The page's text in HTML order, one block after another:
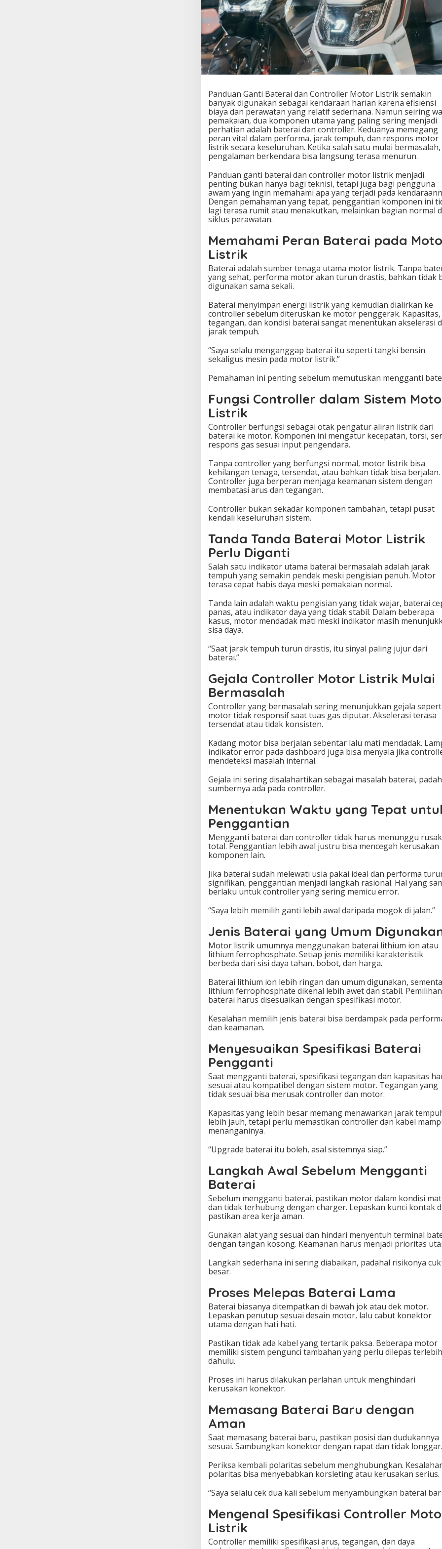
n
C
o
n
l
r
c
Panduan Ganti Baterai dan Controller Motor Listrik semakin
banyak digunakan sebagai kendaraan harian karena efisiensi
biaya dan perawatan yang relatif sederhana. Namun seiring
pemakaian, dua komponen utama yang paling sering menjadi
perhatian adalah baterai dan controller. Keduanya memegang
peran vital dalam performa, jarak tempuh, dan respons motor
listrik secara keseluruhan. Ketika salah satu mulai bermasalah,
pengalaman berkendara bisa langsung terasa menurun.
Panduan ganti baterai dan controller motor listrik menjadi
penting bukan hanya bagi teknisi, tetapi juga bagi pengguna
awam yang ingin memahami apa yang terjadi pada
Dengan pemahaman yang tepat, penggantian komponen ini
lagi terasa rumit atau menakutkan, melainkan bagian normal
siklus perawatan.
Memahami Peran Baterai pada
Listrik
Baterai adalah sumber tenaga utama motor listrik. Tanpa
yang sehat, performa motor akan turun drastis, bahkan tidak
digunakan sama sekali.
Baterai menyimpan energi listrik yang kemudian dialirkan ke
controller sebelum diteruskan ke motor penggerak. Kapasitas,
tegangan, dan kondisi baterai sangat menentukan akselerasi
jarak tempuh.
“Saya selalu menganggap baterai itu seperti tangki bensin
sekaligus mesin pada motor listrik.”
Pemahaman ini penting sebelum memutuskan mengganti
Fungsi Controller dalam Sistem
Listrik
Controller berfungsi sebagai otak pengatur aliran listrik dari
baterai ke motor. Komponen ini mengatur kecepatan, torsi,
respons gas sesuai input pengendara.
Tanpa controller yang berfungsi normal, motor listrik bisa
kehilangan tenaga, tersendat, atau bahkan tidak bisa berjalan.
Controller juga berperan menjaga keamanan sistem dengan
membatasi arus dan tegangan.
Controller bukan sekadar komponen tambahan, tetapi pusat
kendali keseluruhan sistem.
Tanda Tanda Baterai Motor Listrik
Perlu Diganti
Salah satu indikator utama baterai bermasalah adalah jarak
tempuh yang semakin pendek meski pengisian penuh. Motor
terasa cepat habis daya meski pemakaian normal.
Tanda lain adalah waktu pengisian yang tidak wajar, baterai
panas, atau indikator daya yang tidak stabil. Dalam beberapa
kasus, motor mendadak mati meski indikator masih
sisa daya.
“Saat jarak tempuh turun drastis, itu sinyal paling jujur dari
baterai.”
Gejala Controller Motor Listrik Mulai
Bermasalah
Controller yang bermasalah sering menunjukkan gejala
motor tidak responsif saat tuas gas diputar. Akselerasi terasa
tersendat atau tidak konsisten.
Kadang motor bisa berjalan sebentar lalu mati mendadak.
indikator error pada dashboard juga bisa menyala jika
mendeteksi masalah internal.
Gejala ini sering disalahartikan sebagai masalah baterai,
sumbernya ada pada controller.
Menentukan Waktu yang Tepat
Penggantian
Mengganti baterai dan controller tidak harus menunggu rusak
total. Penggantian lebih awal justru bisa mencegah kerusakan
komponen lain.
Jika baterai sudah melewati usia pakai ideal dan performa
signifikan, penggantian menjadi langkah rasional. Hal yang
berlaku untuk controller yang sering memicu error.
“Saya lebih memilih ganti lebih awal daripada mogok di jalan.”
Jenis Baterai yang Umum
Motor listrik umumnya menggunakan baterai lithium ion atau
lithium ferrophosphate. Setiap jenis memiliki karakteristik
berbeda dari sisi daya tahan, bobot, dan harga.
Baterai lithium ion lebih ringan dan umum digunakan,
lithium ferrophosphate dikenal lebih awet dan stabil. Pemilihan
baterai harus disesuaikan dengan spesifikasi motor.
Kesalahan memilih jenis baterai bisa berdampak pada
dan keamanan.
Menyesuaikan Spesifikasi Baterai
Pengganti
Saat mengganti baterai, spesifikasi tegangan dan kapasitas
sesuai atau kompatibel dengan sistem motor. Tegangan yang
tidak sesuai bisa merusak controller dan motor.
Kapasitas yang lebih besar memang menawarkan jarak
lebih jauh, tetapi perlu memastikan controller dan kabel
menanganinya.
“Upgrade baterai itu boleh, asal sistemnya siap.”
Langkah Awal Sebelum Mengganti
Baterai
Sebelum mengganti baterai, pastikan motor dalam kondisi
dan tidak terhubung dengan charger. Lepaskan kunci kontak
pastikan area kerja aman.
Gunakan alat yang sesuai dan hindari menyentuh terminal
dengan tangan kosong. Keamanan harus menjadi prioritas
Langkah sederhana ini sering diabaikan, padahal risikonya
besar.
Proses Melepas Baterai Lama
Baterai biasanya ditempatkan di bawah jok atau dek motor.
Lepaskan penutup sesuai desain motor, lalu cabut konektor
utama dengan hati hati.
Pastikan tidak ada kabel yang tertarik paksa. Beberapa motor
memiliki sistem pengunci tambahan yang perlu dilepas terlebih
dahulu.
Proses ini harus dilakukan perlahan untuk menghindari
kerusakan konektor.
Memasang Baterai Baru dengan
Aman
Saat memasang baterai baru, pastikan posisi dan dudukannya
sesuai. Sambungkan konektor dengan rapat dan tidak longgar.
Periksa kembali polaritas sebelum menghubungkan.
polaritas bisa menyebabkan korsleting atau kerusakan serius.
“Saya selalu cek dua kali sebelum menyambungkan baterai
Mengenal Spesifikasi Controller
Listrik
Controller memiliki spesifikasi arus, tegangan, dan daya